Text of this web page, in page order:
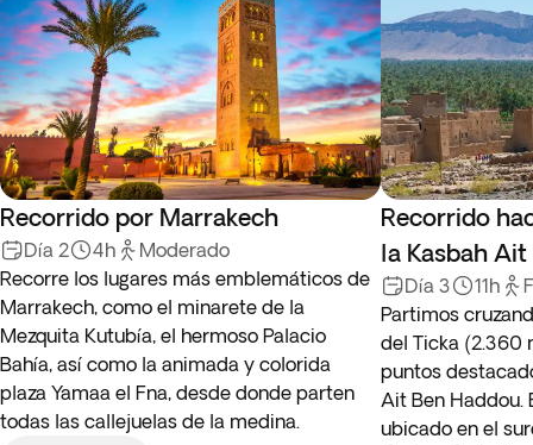
Recorrido por Marrakech
Día 2 4h
Moderado
Recorre los lugares más emblemáticos de
Marrakech, como el minarete de la
Mezquita Kutubía, el hermoso Palacio
Bahía, así como la animada y colorida
plaza Yamaa el Fna, desde donde parten
todas las callejuelas de la medina.
Recorrido
la Kasbah
Día 3 11h
Partimos
del Ticka (2.360
puntos
Ait Ben Haddou.
ubicado en el